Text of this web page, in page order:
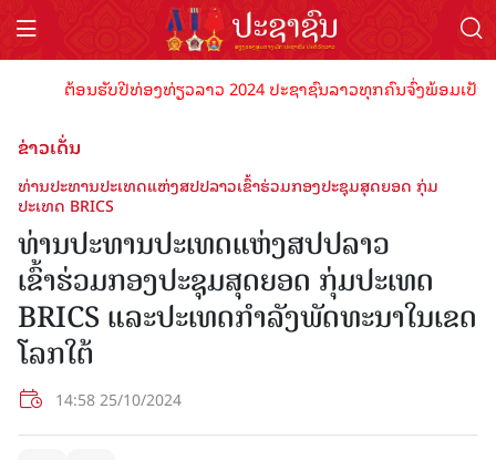
ຕ້ອນຮັບປີທ່ອງທ່ຽວລາວ 2024 ປະຊາຊົນລາວທຸກຄົນຈົ່ງພ້ອມເປັນເ
ຂ່າວເດັ່ນ
ທ່ານປະທານປະເທດແຫ່ງສປປລາວເຂົ້າຮ່ວມກອງປະຊຸມສຸດຍອດ ກຸ່ມ
ປະເທດ BRICS
ທ່ານປະທານປະເທດແຫ່ງສປປລາວ
ເຂົ້າຮ່ວມກອງປະຊຸມສຸດຍອດ ກຸ່ມປະເທດ
BRICS ແລະປະເທດກໍາລັງພັດທະນາໃນເຂດ
ໂລກໃຕ້
14:58 25/10/2024